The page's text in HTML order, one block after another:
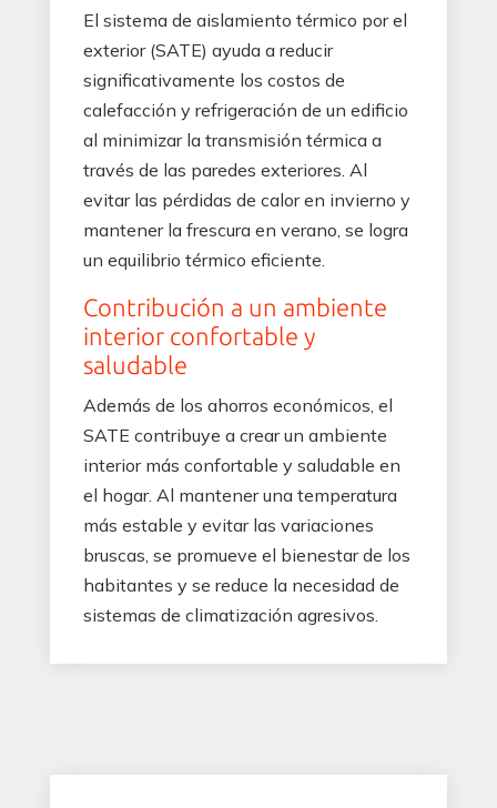
El sistema de aislamiento térmico por el
exterior (SATE) ayuda a reducir
significativamente los costos de
calefacción y refrigeración de un edificio
al minimizar la transmisión térmica a
través de las paredes exteriores. Al
evitar las pérdidas de calor en invierno y
mantener la frescura en verano, se logra
un equilibrio térmico eficiente.
Contribución a un ambiente
interior confortable y
saludable
Además de los ahorros económicos, el
SATE contribuye a crear un ambiente
interior más confortable y saludable en
el hogar. Al mantener una temperatura
más estable y evitar las variaciones
bruscas, se promueve el bienestar de los
habitantes y se reduce la necesidad de
sistemas de climatización agresivos.